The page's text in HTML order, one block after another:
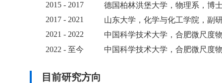
2015 - 2017
德国柏林洪堡大学，物理系，博
2017 - 2021
山东大学，化学与化工学院，副
2021 - 2022
中国科学技术大学，合肥微尺度
2022 - 至今
中国科学技术大学，合肥微尺度
目前研究方向